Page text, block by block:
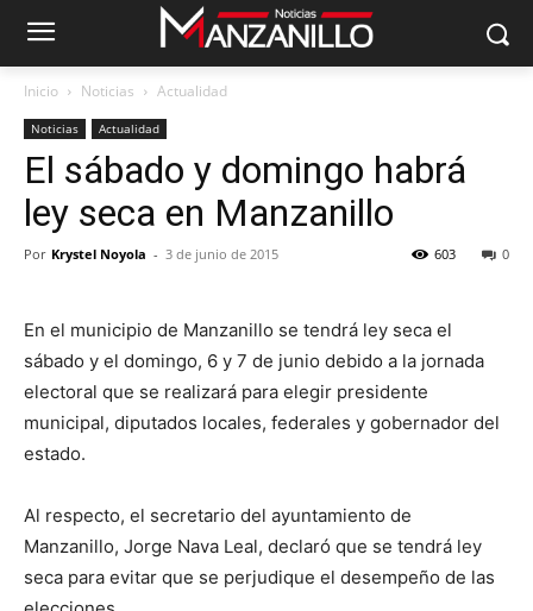
Inicio Noticias Actualidad
Noticias Actualidad
El sábado y domingo habrá
ley seca en Manzanillo
Por Krystel Noyola - 3 de junio de 2015 0
603
En el municipio de Manzanillo se tendrá ley seca el
sábado y el domingo, 6 y 7 de junio debido a la jornada
electoral que se realizará para elegir presidente
municipal, diputados locales, federales y gobernador del
estado.
Al respecto, el secretario del ayuntamiento de
Manzanillo, Jorge Nava Leal, declaró que se tendrá ley
seca para evitar que se perjudique el desempeño de las